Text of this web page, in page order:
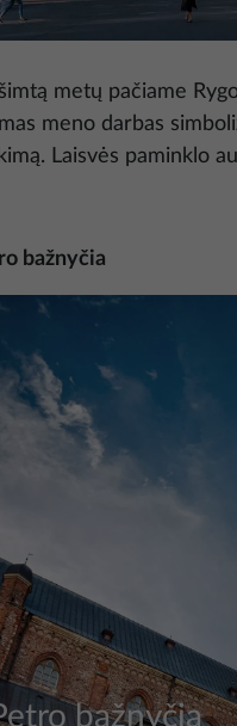
metų pačiame
meno darbas
Laisvės paminklo
bažnyčia
bažnyčia